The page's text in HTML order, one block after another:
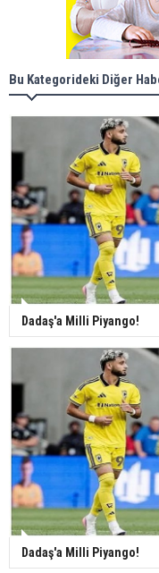
Bu Kategorideki Diğer
Dadaş'a Milli Piyango!
Dadaş'a Milli Piyango!